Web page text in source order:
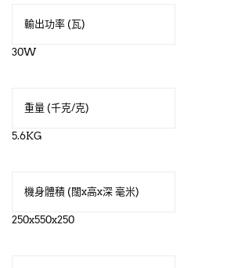
輸出功率 (瓦)
30W
重量 (千克/克)
5.6KG
機身體積 (闊x高x深 毫米)
250x550x250